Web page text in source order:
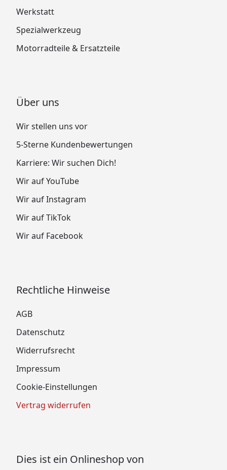
Werkstatt
Spezialwerkzeug
Motorradteile & Ersatzteile
Über uns
Wir stellen uns vor
5-Sterne Kundenbewertungen
Karriere: Wir suchen Dich!
Wir auf YouTube
Wir auf Instagram
Wir auf TikTok
Wir auf Facebook
Rechtliche Hinweise
AGB
Datenschutz
Widerrufsrecht
Impressum
Cookie-Einstellungen
Vertrag widerrufen
Dies ist ein Onlineshop von